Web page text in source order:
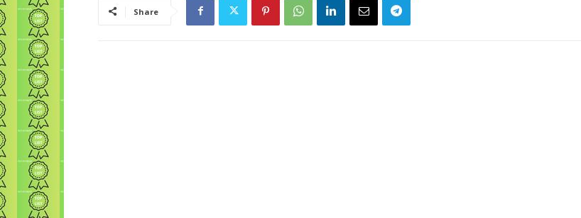
Share